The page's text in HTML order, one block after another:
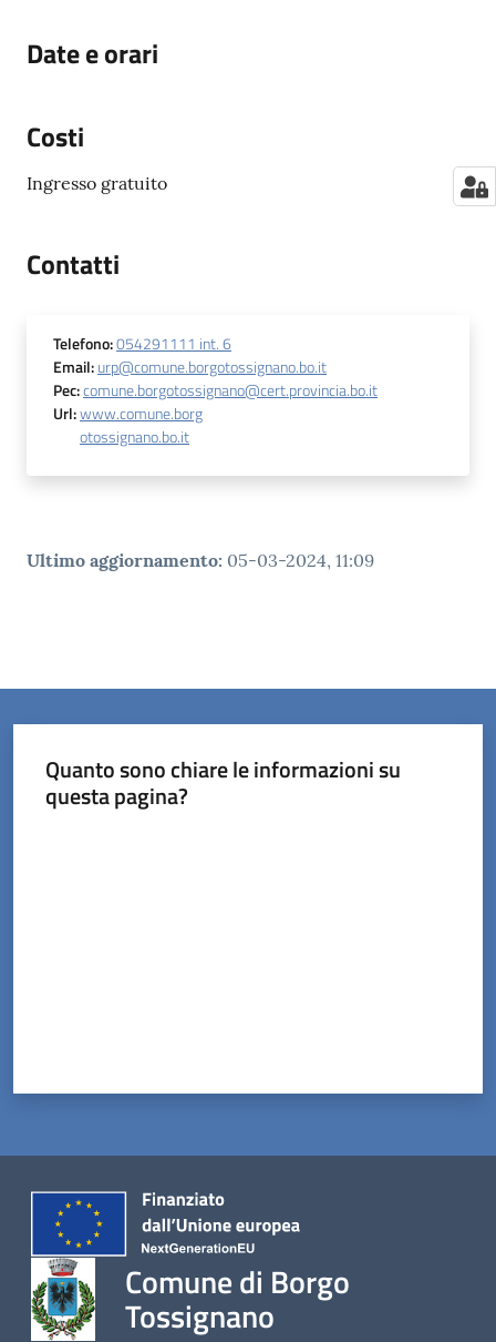
Date e orari
Costi
Ingresso gratuito
Contatti
Telefono:054291111 int. 6
Email:urp@comune.borgotossignano.bo.it
Pec:comune.borgotossignano@cert.provincia.bo.it
Url:www.comune.borg
otossignano.bo.it
Ultimo aggiornamento: 05-03-2024, 11:09
Quanto sono chiare le informazioni su
questa pagina?
Comune di Borgo
Tossignano